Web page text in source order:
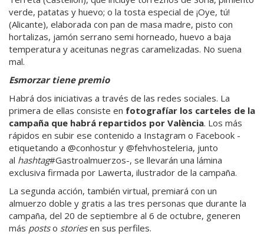
verde, patatas y huevo; o la tosta especial de ¡Oye, tú!
(Alicante), elaborada con pan de masa madre, pisto con
hortalizas, jamón serrano semi horneado, huevo a baja
temperatura y aceitunas negras caramelizadas. No suena
mal.
Esmorzar tiene premio
Habrá dos iniciativas a través de las redes sociales. La
primera de ellas consiste en fotografíar los carteles de la
campaña que habrá repartidos por València. Los más
rápidos en subir ese contenido a Instagram o Facebook -
etiquetando a @conhostur y @fehvhosteleria, junto
al hashtag#Gastroalmuerzos-, se llevarán una lámina
exclusiva firmada por Lawerta, ilustrador de la campaña.
La segunda acción, también virtual, premiará con un
almuerzo doble y gratis a las tres personas que durante la
campaña, del 20 de septiembre al 6 de octubre, generen
más postso storiesen sus perfiles.